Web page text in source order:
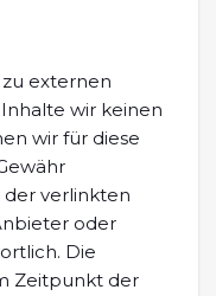
externen
wir keinen
wir für diese
verlinkten
oder
Die
Zeitpunkt der